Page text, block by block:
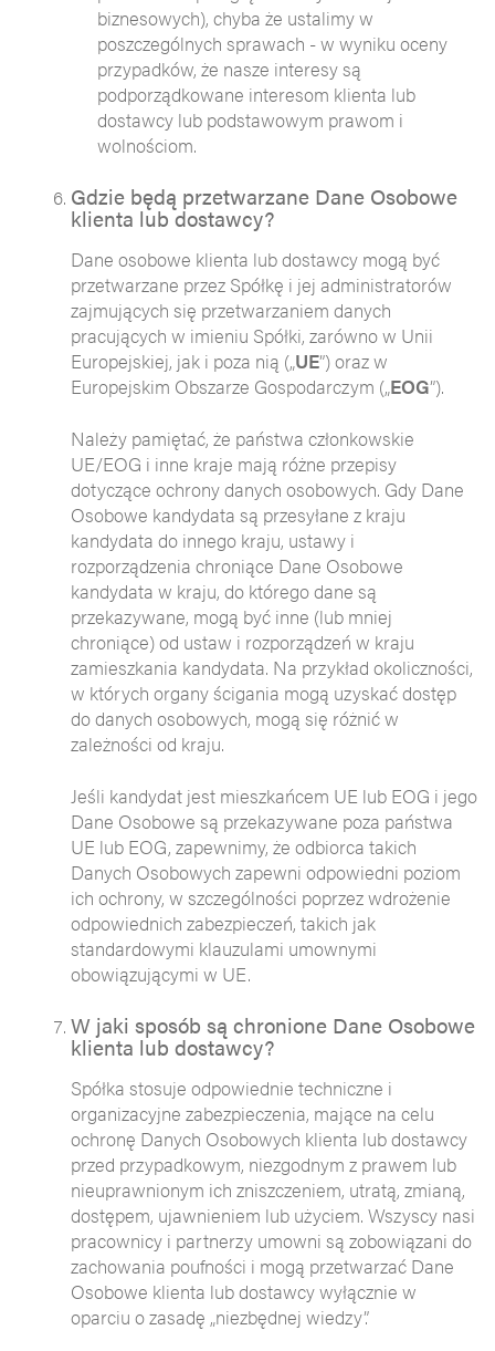
biznesowych), chyba że ustalimy w
poszczególnych sprawach - w wyniku oceny
przypadków, że nasze interesy są
podporządkowane interesom klienta lub
dostawcy lub podstawowym prawom i
wolnościom.
Gdzie będą przetwarzane Dane Osobowe
klienta lub dostawcy?
Dane osobowe klienta lub dostawcy mogą być
przetwarzane przez Spółkę i jej administratorów
zajmujących się przetwarzaniem danych
pracujących w imieniu Spółki, zarówno w Unii
Europejskiej, jak i poza nią („UE”) oraz w
Europejskim Obszarze Gospodarczym („EOG”).
Należy pamiętać, że państwa członkowskie
UE/EOG i inne kraje mają różne przepisy
dotyczące ochrony danych osobowych. Gdy Dane
Osobowe kandydata są przesyłane z kraju
kandydata do innego kraju, ustawy i
rozporządzenia chroniące Dane Osobowe
kandydata w kraju, do którego dane są
przekazywane, mogą być inne (lub mniej
chroniące) od ustaw i rozporządzeń w kraju
zamieszkania kandydata. Na przykład okoliczności,
w których organy ścigania mogą uzyskać dostęp
do danych osobowych, mogą się różnić w
zależności od kraju.
Jeśli kandydat jest mieszkańcem UE lub EOG i jego
Dane Osobowe są przekazywane poza państwa
UE lub EOG, zapewnimy, że odbiorca takich
Danych Osobowych zapewni odpowiedni poziom
ich ochrony, w szczególności poprzez wdrożenie
odpowiednich zabezpieczeń, takich jak
standardowymi klauzulami umownymi
obowiązującymi w UE.
W jaki sposób są chronione Dane Osobowe
klienta lub dostawcy?
Spółka stosuje odpowiednie techniczne i
organizacyjne zabezpieczenia, mające na celu
ochronę Danych Osobowych klienta lub dostawcy
przed przypadkowym, niezgodnym z prawem lub
nieuprawnionym ich zniszczeniem, utratą, zmianą,
dostępem, ujawnieniem lub użyciem. Wszyscy nasi
pracownicy i partnerzy umowni są zobowiązani do
zachowania poufności i mogą przetwarzać Dane
Osobowe klienta lub dostawcy wyłącznie w
oparciu o zasadę „niezbędnej wiedzy”.